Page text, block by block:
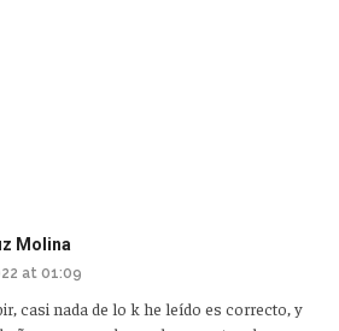
Molina
at 01:09
casi nada de lo k he leído es correcto, y